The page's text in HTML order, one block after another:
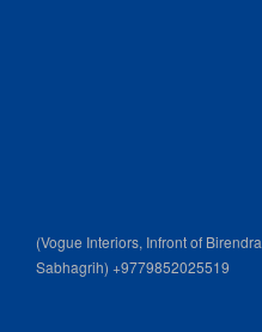
(Vogue Interiors, Infront of Birendra
Sabhagrih) +9779852025519